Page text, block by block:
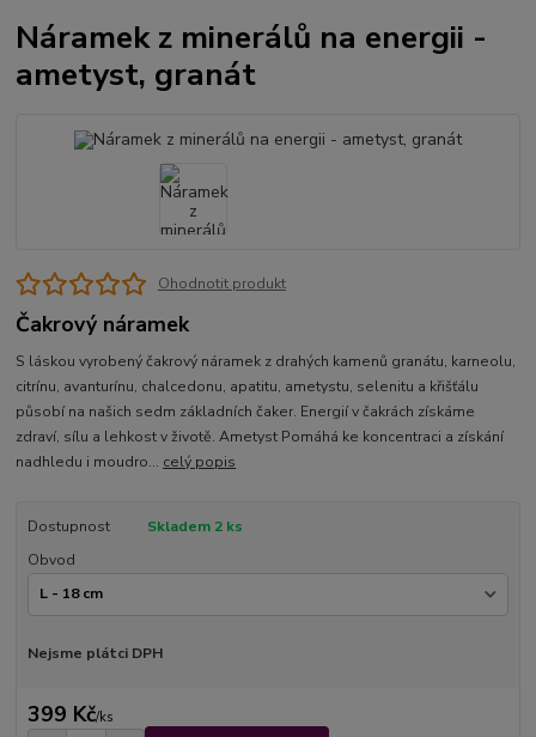
Náramek z minerálů na energii -
ametyst, granát
Ohodnotit produkt
Čakrový náramek
S láskou vyrobený čakrový náramek z drahých kamenů granátu, karneolu,
citrínu, avanturínu, chalcedonu, apatitu, ametystu, selenitu a křišťálu
působí na našich sedm základních čaker. Energií v čakrách získáme
zdraví, sílu a lehkost v životě. Ametyst Pomáhá ke koncentraci a získání
nadhledu i moudro... celý popis
Dostupnost
Skladem 2 ks
Obvod
Nejsme plátci DPH
399 Kč/ks